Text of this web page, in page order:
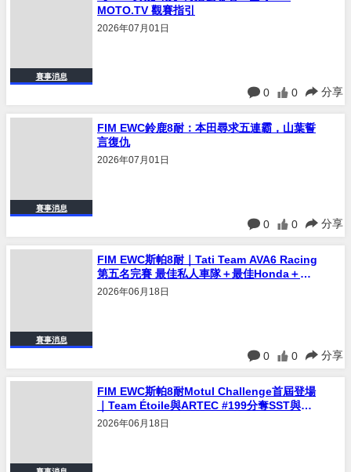
賽事消息
MOTO.TV 觀賽指引
2026年07月01日
0 0 分享
賽事消息
FIM EWC鈴鹿8耐：本田尋求五連霸，山葉誓
言復仇
2026年07月01日
0 0 分享
賽事消息
FIM EWC斯帕8耐｜Tati Team AVA6 Racing
第五名完賽 最佳私人車隊＋最佳Honda＋最
佳Pirelli三料殊榮
2026年06月18日
0 0 分享
FIM EWC斯帕8耐Motul Challenge首屆登場
｜Team Étoile與ARTEC #199分奪SST與
Production組榮譽
2026年06月18日